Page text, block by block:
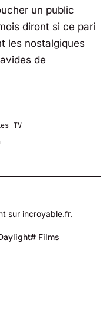
un public
diront si ce pari
les nostalgiques
de
TV
sur incroyable.fr.
Films